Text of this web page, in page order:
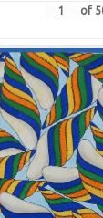
of